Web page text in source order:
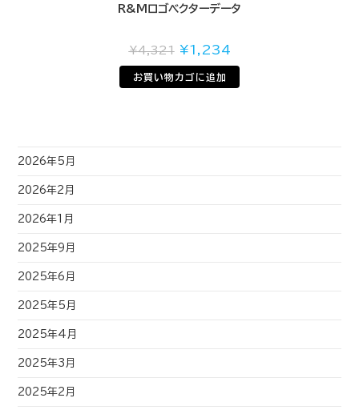
R&Mロゴベクターデータ
¥4,321 ¥1,234
お買い物カゴに追加
2026年5月
2026年2月
2026年1月
2025年9月
2025年6月
2025年5月
2025年4月
2025年3月
2025年2月